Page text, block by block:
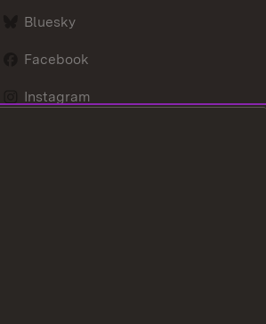
Bluesky
Facebook
Instagram